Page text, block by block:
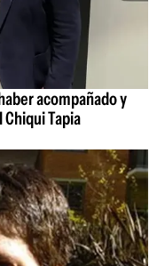
acompañado y
Tapia